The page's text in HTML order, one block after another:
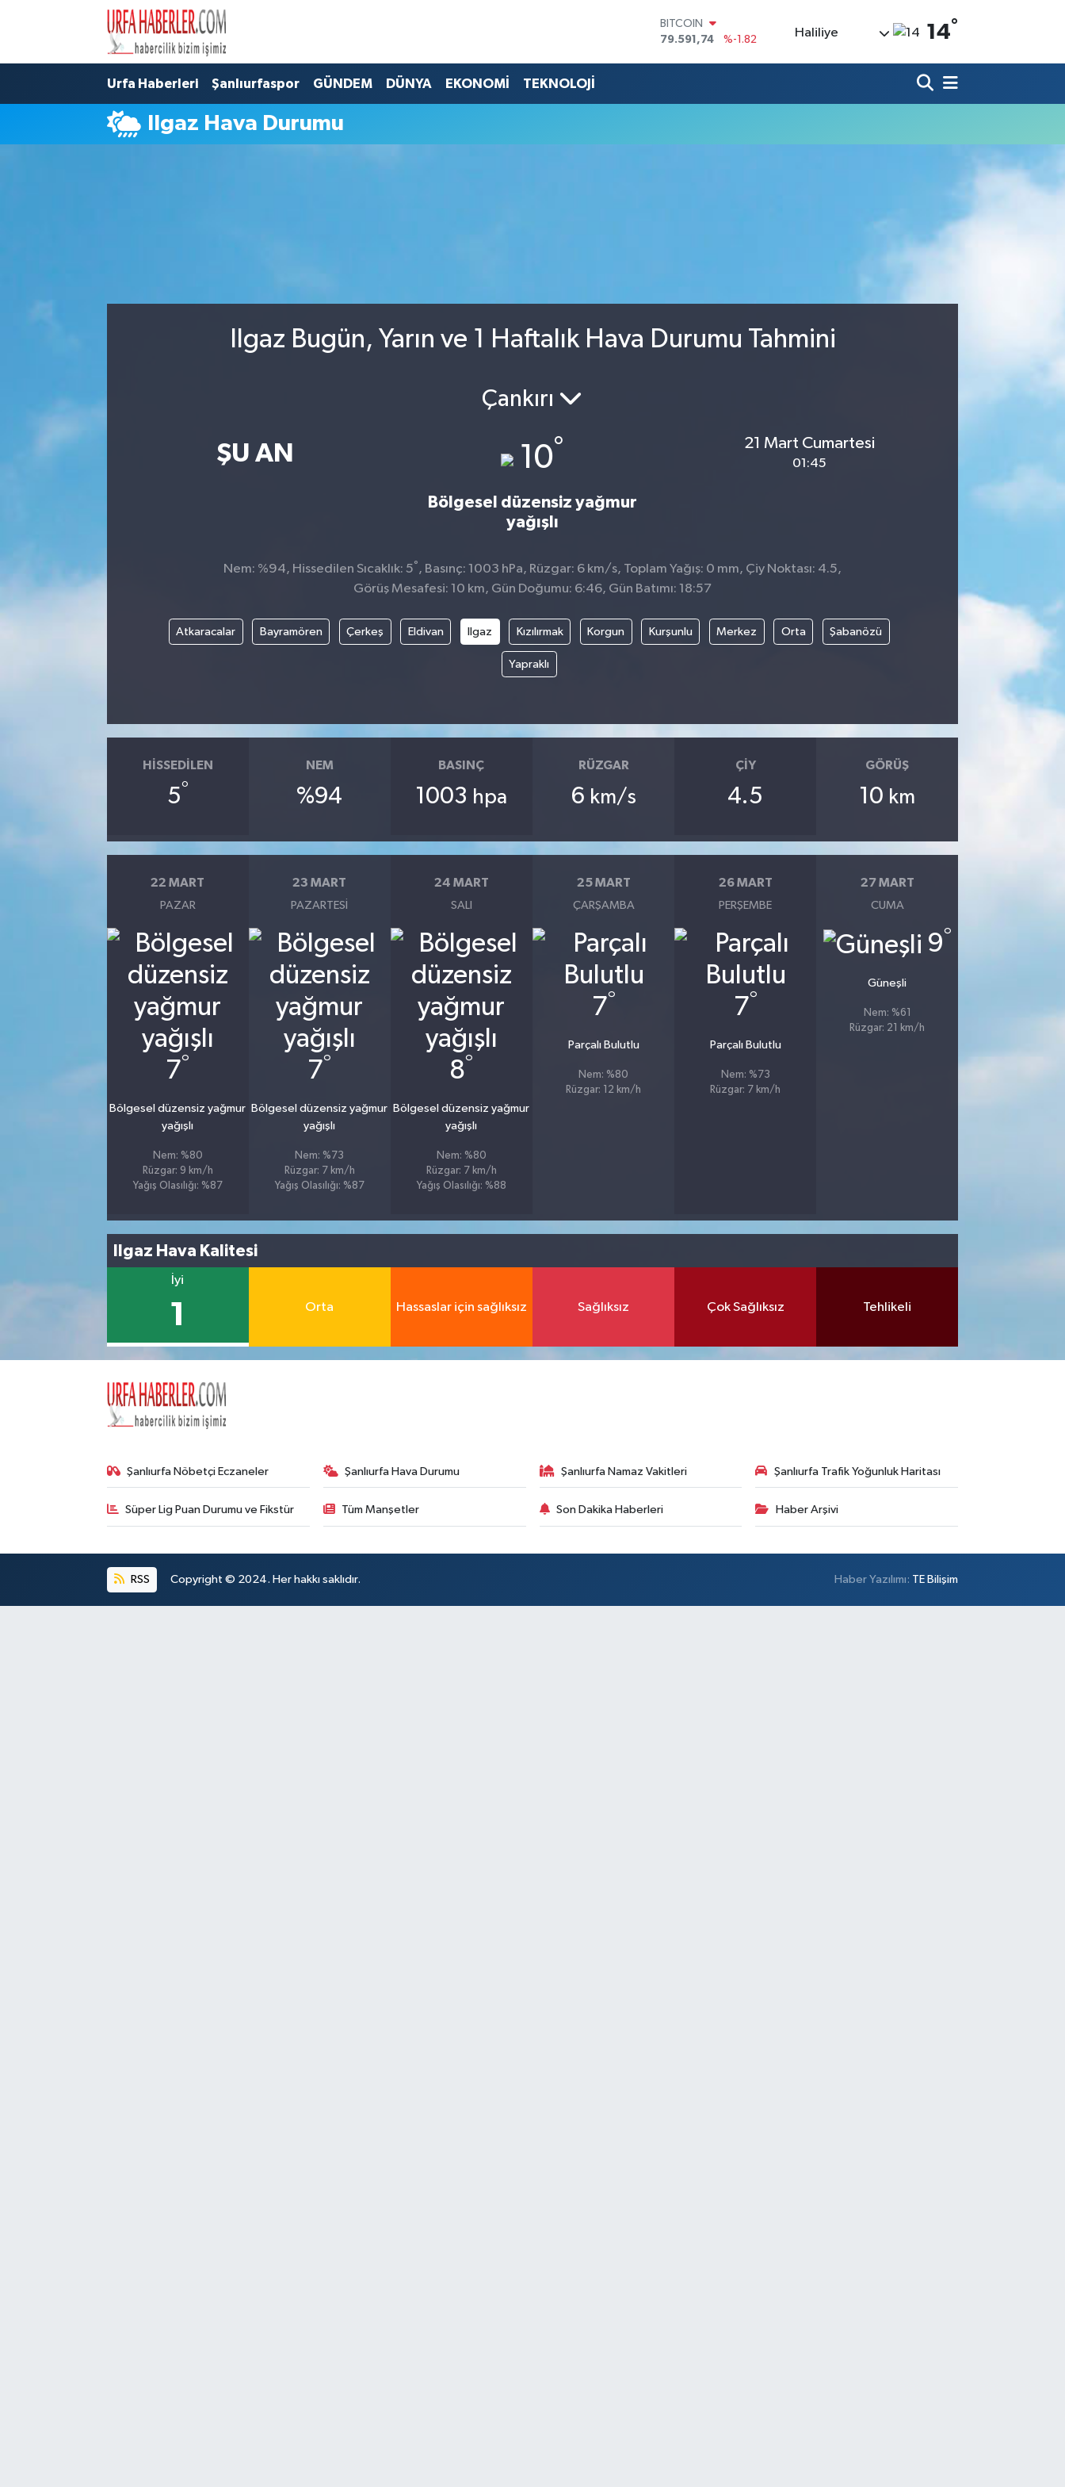
79.591,74
DOLAR
Haliliye 14°
Urfa Haberleri Şanlıurfaspor GÜNDEM DÜNYA EKONOMİ TEKNOLOJİ
Ilgaz Hava Durumu
Ilgaz Bugün, Yarın ve 1 Haftalık Hava Durumu Tahmini
ŞU AN
Çankırı
10°
Bölgesel düzensiz yağmur
yağışlı
21 Mart Cumartesi
01:45
Nem: %94, Hissedilen Sıcaklık: 5° , Basınç: 1003 hPa, Rüzgar: 6 km/s, Toplam Yağış: 0 mm, Çiy Noktası: 4.5,
Görüş Mesafesi: 10 km, Gün Doğumu: 6:46, Gün Batımı: 18:57
Atkaracalar Bayramören Çerkeş Eldivan Ilgaz Kızılırmak Korgun Kurşunlu Merkez Orta Şabanözü
Yapraklı
HISSEDILEN
5°
NEM
%94
BASINÇ
1003 hpa
RÜZGAR
6 km/s
ÇIY
4.5
GÖRÜŞ
10 km
22 MART
PAZAR
7°
Bölgesel düzensiz yağmur
yağışlı
Nem: %80
Rüzgar: 9 km/h
Yağış Olasılığı: %87
23 MART
PAZARTESI
7°
Bölgesel düzensiz yağmur
yağışlı
Nem: %73
Rüzgar: 7 km/h
Yağış Olasılığı: %87
24 MART
SALI
8°
Bölgesel düzensiz yağmur
yağışlı
Nem: %80
Rüzgar: 7 km/h
Yağış Olasılığı: %88
25 MART
ÇARŞAMBA
7°
Parçalı Bulutlu
Nem: %80
Rüzgar: 12 km/h
26 MART
PERŞEMBE
7°
Parçalı Bulutlu
Nem: %73
Rüzgar: 7 km/h
27 MART
CUMA
9°
Güneşli
Nem: %61
Rüzgar: 21 km/h
Ilgaz Hava Kalitesi
İyi
1 Orta Hassaslar için sağlıksız Sağlıksız Çok Sağlıksız Tehlikeli
Şanlıurfa Nöbetçi Eczaneler Şanlıurfa Hava Durumu Şanlıurfa Namaz Vakitleri Şanlıurfa Trafik Yoğunluk Haritası
Süper Lig Puan Durumu ve Fikstür Tüm Manşetler Son Dakika Haberleri Haber Arşivi
RSS Copyright © 2024. Her hakkı saklıdır. Haber Yazılımı: TE Bilişim
Şanlıurfa Nöbetçi Eczaneler
Şanlıurfa Namaz Vakitleri
Son Dakika Haberleri